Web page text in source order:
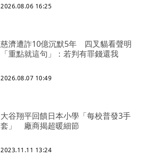
2026.08.06 16:25
慈濟遭詐10億沉默5年 四叉貓看聲明
「重點就這句」：若判有罪錢還我
2026.08.07 10:49
大谷翔平回饋日本小學「每校普發3手
套」 廠商揭超暖細節
2023.11.11 13:24